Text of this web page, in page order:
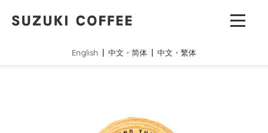
English 中文・简体 中文・繁体